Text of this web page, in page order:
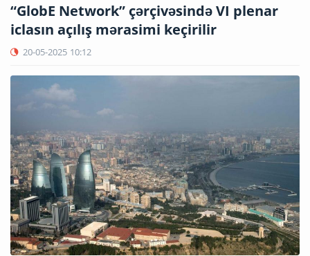
“GlobE Network” çərçivəsində VI plenar
iclasın açılış mərasimi keçirilir
20-05-2025 10:12